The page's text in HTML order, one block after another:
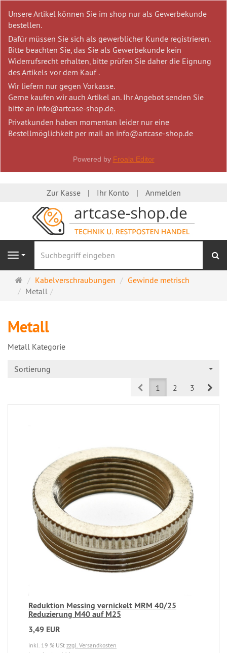
Unsere Artikel können Sie im shop nur als Gewerbekunde
bestellen.
Dafür müssen Sie sich als gewerblicher Kunde registrieren.
Bitte beachten Sie, das Sie als Gewerbekunde kein
Widerrufsrecht erhalten, bitte prüfen Sie daher die Eignung
des Artikels vor dem Kauf .
Wir liefern nur gegen Vorkasse.
Gerne kaufen wir auch Artikel an. Ihr Angebot senden Sie
bitte an info@artcase-shop.de.
Privatkunden haben momentan leider nur eine
Bestellmöglichkeit per mail an info@artcase-shop.de
Powered by Froala Editor
Zur Kasse Ihr Konto Anmelden
Navigation
Startseite
Kabelverschraubungen
Gewinde metrisch
Metall
Metall
Metall Kategorie
Sortierung
Prev1 2 3
Reduktion Messing vernickelt MRM 40/25
Reduzierung M40 auf M25
3,49 EUR
inkl. 19 % USt zzgl. Versandkosten